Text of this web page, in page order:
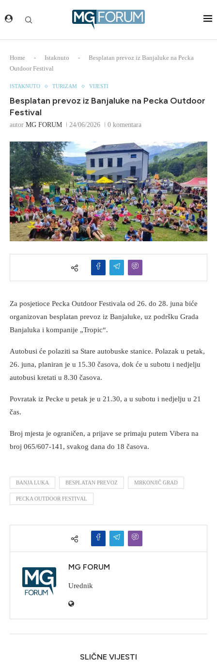
Home - Istaknuto -
Besplatan prevoz iz Banjaluke na Pecka
Outdoor Festival
ISTAKNUTO TURIZAM VIJESTI
Besplatan prevoz iz Banjaluke na Pecka Outdoor
Festival
autor MG FORUM 24/06/2026 0 komentara
Za posjetioce Pecka Outdoor Festivala od 26. do 28. juna biće
organizovan besplatan prevoz iz Banjaluke, uz podršku Grada
Banjaluka i kompanije „Tropic“.
Autobusi će polaziti sa Stare autobuske stanice. Polazak u petak,
26. juna, planiran je u 15.30 časova, dok će u subotu i nedjelju
autobusi kretati u 8.30 časova.
Povratak iz Pecke u petak je u 21.30, a u subotu i nedjelju u 21
čas.
Broj mjesta je ograničen, a prijave se primaju putem Vibera na
broj 065/607-141, svakog dana do 18 časova.
BANJA LUKA BESPLATAN PREVOZ MRKONJIĆ GRAD
PECKA OUTDOOR FESTIVAL
MG FORUM
Urednik
SLIČNE VIJESTI